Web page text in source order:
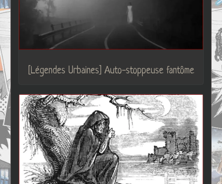
[Légendes Urbaines] Auto-stoppeuse fantôme